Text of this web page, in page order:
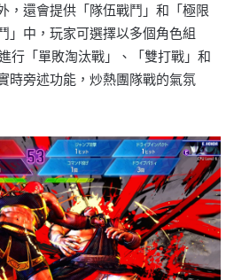
，還會提供「隊伍戰鬥」和「極限
」中，玩家可選擇以多個角色組
行「單敗淘汰戰」、「雙打戰」和
時旁述功能，炒熱團隊戰的氣氛